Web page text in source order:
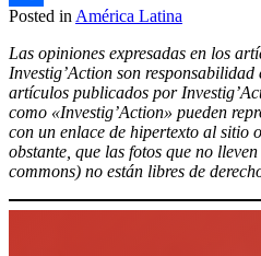
Compartir
Posted in América Latina
Las opiniones expresadas en los
Investig’Action son
artículos publicados por
como «Investig’Action» pueden
con un enlace de hipertexto al sitio
obstante, que las fotos que no
commons) no están libres de